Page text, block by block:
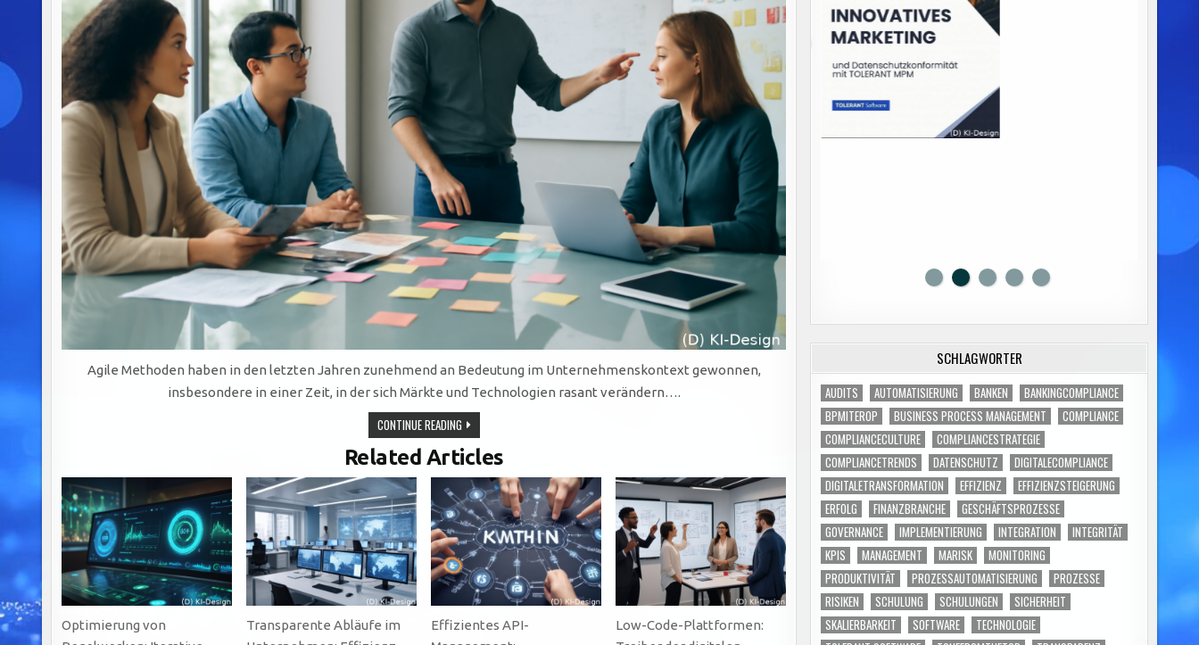
Agile Methoden haben in den letzten Jahren zunehmend an Bedeutung im Unternehmenskontext gewonnen,
insbesondere in einer Zeit, in der sich Märkte und Technologien rasant verändern….
CONTINUE READINGAGILE
METHODEN:
FLEXIBILITÄT
UND
EFFIZIENZ
FÜR
MODERNE
UNTERNEHMEN
IM
DIGITALEN
WANDEL
Related Articles
Optimierung von
Transparente Abläufe im
Effizientes API-
Low-Code-Plattformen:
SCHLAGWÖRTER
AUDITS AUTOMATISIERUNG BANKEN
BANKINGCOMPLIANCE
BPMITEROP
BUSINESS PROCESS MANAGEMENT
COMPLIANCE
COMPLIANCECULTURE
COMPLIANCESTRATEGIE
COMPLIANCETRENDS
DATENSCHUTZ
DIGITALECOMPLIANCE
DIGITALETRANSFORMATION
EFFIZIENZ
EFFIZIENZSTEIGERUNG
ERFOLG
FINANZBRANCHE
GESCHÄFTSPROZESSE
GOVERNANCE
IMPLEMENTIERUNG INTEGRATION
INTEGRITÄT
KPIS
MANAGEMENT MARISK
MONITORING
PRODUKTIVITÄT
PROZESSAUTOMATISIERUNG
PROZESSE
RISIKEN
SCHULUNG SCHULUNGEN
SICHERHEIT
SKALIERBARKEIT
SOFTWARE
TECHNOLOGIE